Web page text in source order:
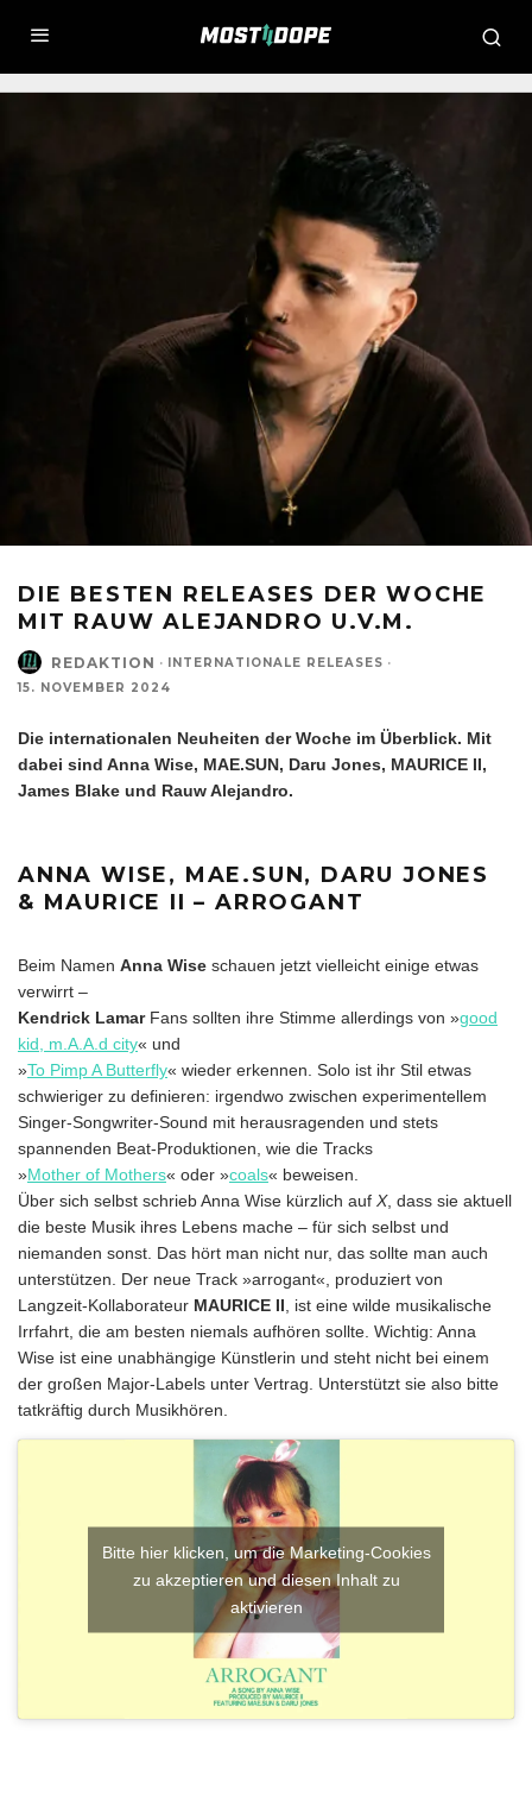
DIE BESTEN RELEASES DER WOCHE
MIT RAUW ALEJANDRO U.V.M.
REDAKTION · INTERNATIONALE RELEASES ·
15. NOVEMBER 2024
Die internationalen Neuheiten der Woche im Überblick. Mit
dabei sind Anna Wise, MAE.SUN, Daru Jones, MAURICE II,
James Blake und Rauw Alejandro.
ANNA WISE, MAE.SUN, DARU JONES
& MAURICE II – ARROGANT
Beim Namen Anna Wise schauen jetzt vielleicht einige etwas
verwirrt –
Kendrick LamarFans sollten ihre Stimme allerdings von »good
kid, m.A.A.d city« und
»To Pimp A Butterfly« wieder erkennen. Solo ist ihr Stil etwas
schwieriger zu definieren: irgendwo zwischen experimentellem
Singer-Songwriter-Sound mit herausragenden und stets
spannenden Beat-Produktionen, wie die Tracks
»Mother of Mothers« oder »coals« beweisen.
Über sich selbst schrieb Anna Wise kürzlich auf X, dass sie aktuell
die beste Musik ihres Lebens mache – für sich selbst und
niemanden sonst. Das hört man nicht nur, das sollte man auch
unterstützen. Der neue Track »arrogant«, produziert von
Langzeit-Kollaborateur MAURICE II, ist eine wilde musikalische
Irrfahrt, die am besten niemals aufhören sollte. Wichtig: Anna
Wise ist eine unabhängige Künstlerin und steht nicht bei einem
der großen Major-Labels unter Vertrag. Unterstützt sie also bitte
tatkräftig durch Musikhören.
Bitte hier klicken, um die Marketing-Cookies
zu akzeptieren und diesen Inhalt zu
aktivieren